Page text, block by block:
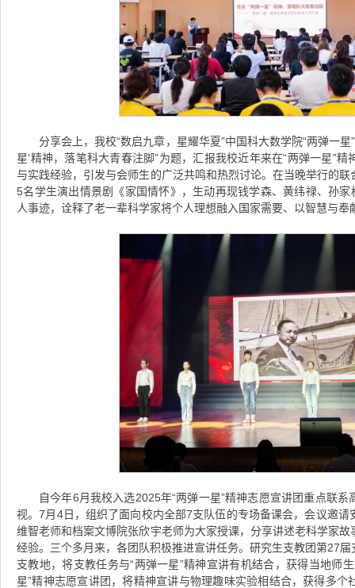
分享会上，我校“数启九章，星耀华夏”中国科大数学院“两弹一
星’精神，落笔科大青春注脚”为题，汇报我校近年来在“两弹一星”
与实践经验，引发与会师生的广泛共鸣和热烈讨论。在当晚举行的
5名学生演出情景剧《家国情怀》，生动再现钱学森、黄纬禄、孙家
人事迹，诠释了老一辈科学家将个人理想融入国家需要、以智慧与
自今年6月我校入选2025年“两弹一星”精神志愿宣讲团重点联
视。7月4日，组织了面向校内全部7支队伍的专场备课会，会议邀
维智老师和档案文博院张欣宇老师为大家授课，分享讲述老科学家
经验。三个多月来，各团队积极推进宣讲任务。研究生支教团第27
支教地，将支教任务与“两弹一星”精神宣讲有机结合，获得当地师
星”精神志愿宣讲团，将精神宣讲与物理趣味实验相结合，获得多